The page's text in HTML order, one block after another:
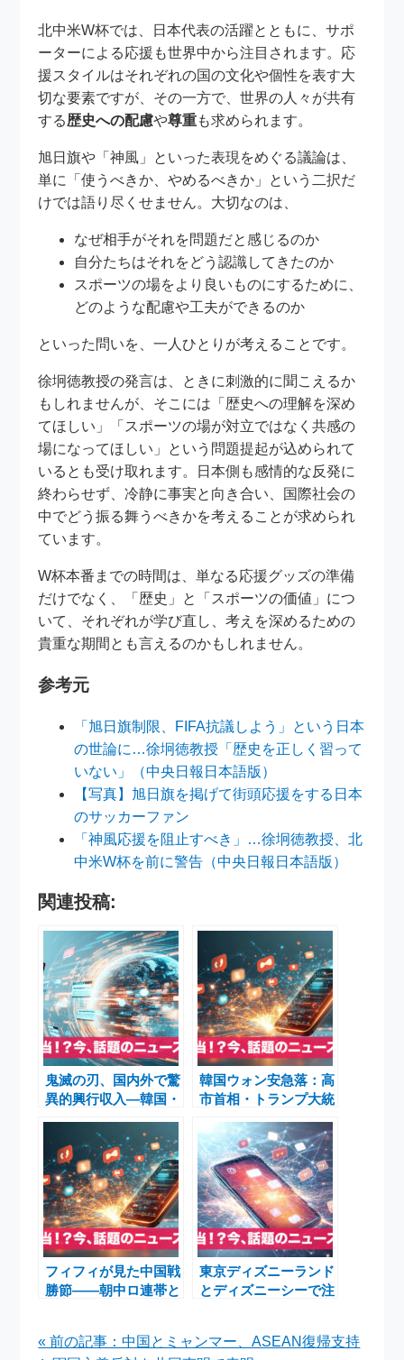
北中米W杯では、日本代表の活躍とともに、サポ
ーターによる応援も世界中から注目されます。応
援スタイルはそれぞれの国の文化や個性を表す大
切な要素ですが、その一方で、世界の人々が共有
する歴史への配慮や尊重も求められます。
旭日旗や「神風」といった表現をめぐる議論は、
単に「使うべきか、やめるべきか」という二択だ
けでは語り尽くせません。大切なのは、
なぜ相手がそれを問題だと感じるのか
自分たちはそれをどう認識してきたのか
スポーツの場をより良いものにするために、
どのような配慮や工夫ができるのか
といった問いを、一人ひとりが考えることです。
徐坰徳教授の発言は、ときに刺激的に聞こえるか
もしれませんが、そこには「歴史への理解を深め
てほしい」「スポーツの場が対立ではなく共感の
場になってほしい」という問題提起が込められて
いるとも受け取れます。日本側も感情的な反発に
終わらせず、冷静に事実と向き合い、国際社会の
中でどう振る舞うべきかを考えることが求められ
ています。
W杯本番までの時間は、単なる応援グッズの準備
だけでなく、「歴史」と「スポーツの価値」につ
いて、それぞれが学び直し、考えを深めるための
貴重な期間とも言えるのかもしれません。
参考元
「旭日旗制限、FIFA抗議しよう」という日本
の世論に…徐坰徳教授「歴史を正しく習って
いない」（中央日報日本語版）
【写真】旭日旗を掲げて街頭応援をする日本
のサッカーファン
「神風応援を阻止すべき」…徐坰徳教授、北
中米W杯を前に警告（中央日報日本語版）
関連投稿:
鬼滅の刃、国内外で驚
異的興行収入—韓国・
グを席巻！
韓国ウォン安急落：高
市首相・トランプ大統
ールタワー不在、外為
相場大混乱（中央日
報）
フィフィが見た中国戦
勝節――朝中ロ連帯と
東京ディズニーランド
とディズニーシーで注
« 前の記事：中国とミャンマー、ASEAN復帰支持